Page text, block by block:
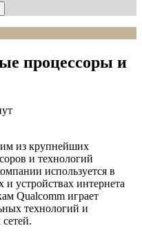
процессоры и
из крупнейших
и технологий
используется в
устройствах интернета
Qualcomm играет
технологий и